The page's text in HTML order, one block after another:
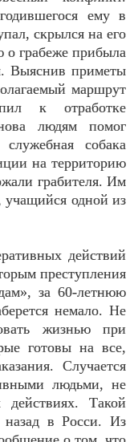
ему в
скрылся на его
грабеже прибыла
Выяснив приметы
маршрут
к отработке
людям помог
собака
на территорию
грабителя. Им
учащийся одной из
действий
преступления
за 60-летнюю
немало. Не
жизнью при
готовы на все,
Случается
людьми, не
Такой
назад в Росси. Из